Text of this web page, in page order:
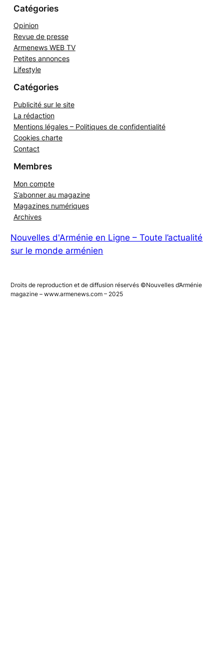
r
Opinion
Revue de presse
Armenews WEB TV
Petites annonces
Publicité sur le site
La rédaction
Mentions légales – Politiques de confidentialité
Cookies charte
Mon compte
S’abonner au magazine
Magazines numériques
Nouvelles d'Arménie en Ligne – Toute l’actualité
Droits de reproduction et de diffusion réservés ©Nouvelles d’Arménie